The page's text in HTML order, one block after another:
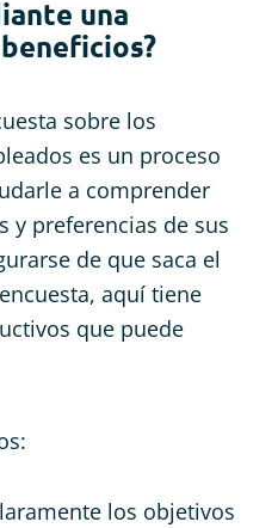
una
sobre los
es un proceso
a comprender
y preferencias de sus
de que saca el
aquí tiene
que puede
los objetivos